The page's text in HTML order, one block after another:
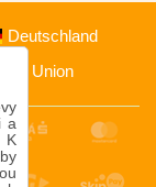
Deutschland
Union
a
K